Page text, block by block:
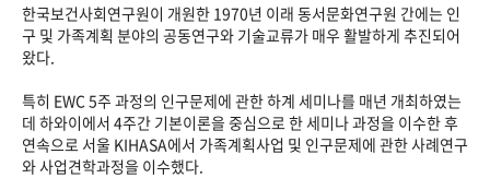
한국보건사회연구원이 개원한 1970년 이래 동서문화연구원 간에는 인
구 및 가족계획 분야의 공동연구와 기술교류가 매우 활발하게 추진되어
왔다.
특히 EWC 5주 과정의 인구문제에 관한 하계 세미나를 매년 개최하였는
데 하와이에서 4주간 기본이론을 중심으로 한 세미나 과정을 이수한 후
연속으로 서울 KIHASA에서 가족계획사업 및 인구문제에 관한 사례연구
와 사업견학과정을 이수했다.